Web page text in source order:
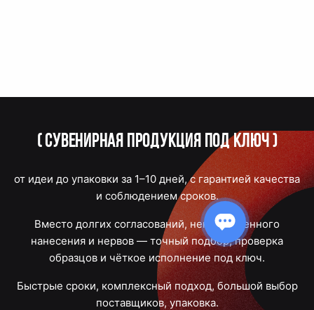
(Сувенирная продукция под ключ)
от идеи до упаковки за 1–10 дней, с гарантией качества
и соблюдением сроков.
Вместо долгих согласований, некачественного
нанесения и нервов — точный подбор, проверка
образцов и чёткое исполнение под ключ.
Быстрые сроки, комплексный подход, большой выбор
поставщиков, упаковка.